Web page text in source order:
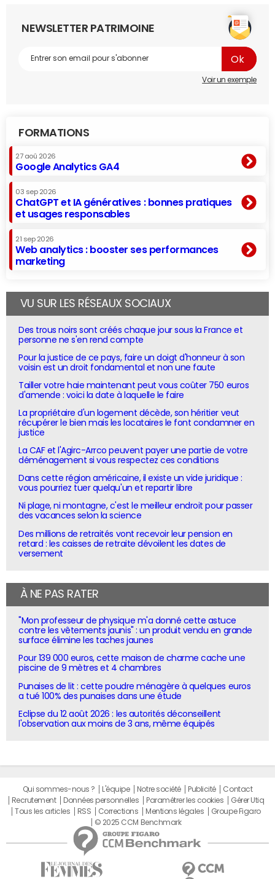
NEWSLETTER PATRIMOINE
Voir un exemple
FORMATIONS
27 aoû 2026
Google Analytics GA4
03 sep 2026
ChatGPT et IA génératives : bonnes pratiques
et usages responsables
21 sep 2026
Web analytics : booster ses performances
marketing
VU SUR LES RÉSEAUX SOCIAUX
Des trous noirs sont créés chaque jour sous la France et
personne ne s'en rend compte
Pour la justice de ce pays, faire un doigt d'honneur à son
voisin est un droit fondamental et non une faute
Tailler votre haie maintenant peut vous coûter 750 euros
d'amende : voici la date à laquelle le faire
La propriétaire d'un logement décède, son héritier veut
récupérer le bien mais les locataires le font condamner en
justice
La CAF et l'Agirc-Arrco peuvent payer une partie de votre
déménagement si vous respectez ces conditions
Dans cette région américaine, il existe un vide juridique :
vous pourriez tuer quelqu'un et repartir libre
Ni plage, ni montagne, c'est le meilleur endroit pour passer
des vacances selon la science
Des millions de retraités vont recevoir leur pension en
retard : les caisses de retraite dévoilent les dates de
versement
À NE PAS RATER
"Mon professeur de physique m'a donné cette astuce
contre les vêtements jaunis" : un produit vendu en grande
surface élimine les taches jaunes
Pour 139 000 euros, cette maison de charme cache une
piscine de 9 mètres et 4 chambres
Punaises de lit : cette poudre ménagère à quelques euros
a tué 100% des punaises dans une étude
Eclipse du 12 août 2026 : les autorités déconseillent
l'observation aux moins de 3 ans, même équipés
Qui sommes-nous ? L'équipe Notre société Publicité
Contact
Recrutement
Données personnelles Paramétrer les cookies
Gérer Utiq
Tous les articles
RSS Corrections Mentions légales
Groupe Figaro
© 2025 CCM Benchmark